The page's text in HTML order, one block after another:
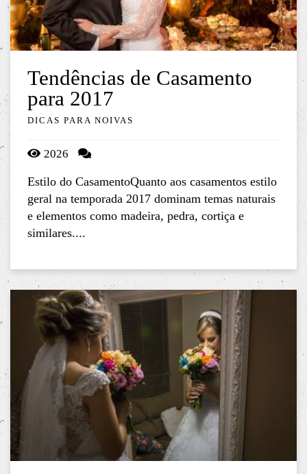
Tendências de Casamento
para 2017
DICAS PARA NOIVAS
2026
Estilo do CasamentoQuanto aos casamentos estilo
geral na temporada 2017 dominam temas naturais
e elementos como madeira, pedra, cortiça e
similares....